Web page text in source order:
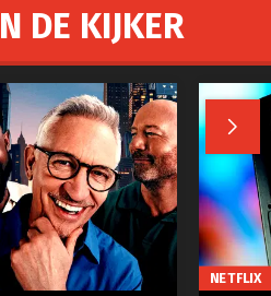
DE KIJKER

NETFLIX